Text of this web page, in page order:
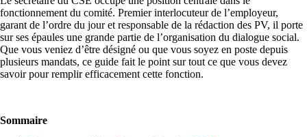
fonctionnement du comité. Premier interlocuteur de l’employeur,
garant de l’ordre du jour et responsable de la rédaction des PV, il porte
sur ses épaules une grande partie de l’organisation du dialogue social.
Que vous veniez d’être désigné ou que vous soyez en poste depuis
plusieurs mandats, ce guide fait le point sur tout ce que vous devez
savoir pour remplir efficacement cette fonction.
Sommaire